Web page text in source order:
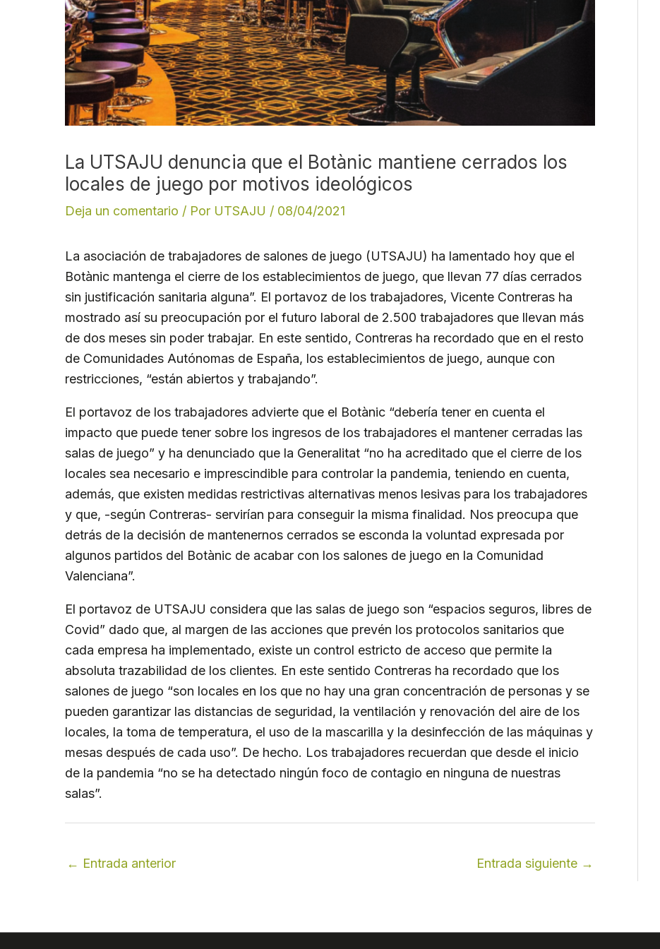
La UTSAJU denuncia que el Botànic mantiene cerrados los
locales de juego por motivos ideológicos
Deja un comentario / Por UTSAJU / 08/04/2021
La asociación de trabajadores de salones de juego (UTSAJU) ha lamentado hoy que el
Botànic mantenga el cierre de los establecimientos de juego, que llevan 77 días cerrados
sin justificación sanitaria alguna”. El portavoz de los trabajadores, Vicente Contreras ha
mostrado así su preocupación por el futuro laboral de 2.500 trabajadores que llevan más
de dos meses sin poder trabajar. En este sentido, Contreras ha recordado que en el resto
de Comunidades Autónomas de España, los establecimientos de juego, aunque con
restricciones, “están abiertos y trabajando”.
El portavoz de los trabajadores advierte que el Botànic “debería tener en cuenta el
impacto que puede tener sobre los ingresos de los trabajadores el mantener cerradas las
salas de juego” y ha denunciado que la Generalitat “no ha acreditado que el cierre de los
locales sea necesario e imprescindible para controlar la pandemia, teniendo en cuenta,
además, que existen medidas restrictivas alternativas menos lesivas para los trabajadores
y que, -según Contreras- servirían para conseguir la misma finalidad. Nos preocupa que
detrás de la decisión de mantenernos cerrados se esconda la voluntad expresada por
algunos partidos del Botànic de acabar con los salones de juego en la Comunidad
Valenciana”.
El portavoz de UTSAJU considera que las salas de juego son “espacios seguros, libres de
Covid” dado que, al margen de las acciones que prevén los protocolos sanitarios que
cada empresa ha implementado, existe un control estricto de acceso que permite la
absoluta trazabilidad de los clientes. En este sentido Contreras ha recordado que los
salones de juego “son locales en los que no hay una gran concentración de personas y se
pueden garantizar las distancias de seguridad, la ventilación y renovación del aire de los
locales, la toma de temperatura, el uso de la mascarilla y la desinfección de las máquinas y
mesas después de cada uso”. De hecho. Los trabajadores recuerdan que desde el inicio
de la pandemia “no se ha detectado ningún foco de contagio en ninguna de nuestras
salas”.
← Entrada anterior Entrada siguiente →